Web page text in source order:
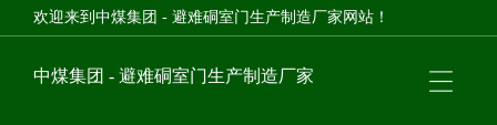
欢迎来到中煤集团 - 避难硐室门生产制造厂家网站！
中煤集团 - 避难硐室门生产制造厂家